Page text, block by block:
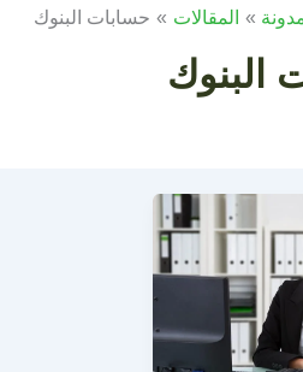
المقالات حسابات البنوك
البنوك